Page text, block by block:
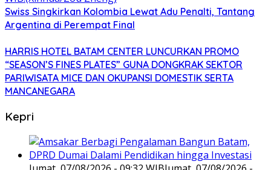
Swiss Singkirkan Kolombia Lewat Adu Penalti, Tantang
Argentina di Perempat Final
HARRIS HOTEL BATAM CENTER LUNCURKAN PROMO
“SEASON’S FINES PLATES” GUNA DONGKRAK SEKTOR
PARIWISATA MICE DAN OKUPANSI DOMESTIK SERTA
MANCANEGARA
Kepri